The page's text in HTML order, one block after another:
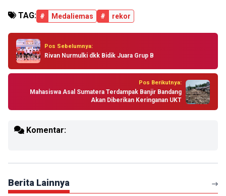
TAG: # Medaliemas # rekor
Pos Sebelumnya:
Rivan Nurmulki dkk Bidik Juara Grup B
Pos Berikutnya:
Mahasiswa Asal Sumatera Terdampak Banjir Bandang
Akan Diberikan Keringanan UKT
Komentar:
Berita Lainnya